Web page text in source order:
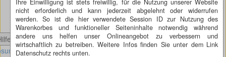
Ihre Einwilligung ist stets freiwillig, für die Nutzung unserer Website
nicht erforderlich und kann jederzeit abgelehnt oder widerrufen
werden. So ist die hier verwendete Session ID zur Nutzung des
Warenkorbes und funktioneller Seiteninhalte notwendig während
andere uns helfen unser Onlineangebot zu verbessern und
wirtschaftlich zu betreiben. Weitere Infos finden Sie unter dem Link
Datenschutz rechts unten.
anzeigen
Fotorätsel 279 anzeigen